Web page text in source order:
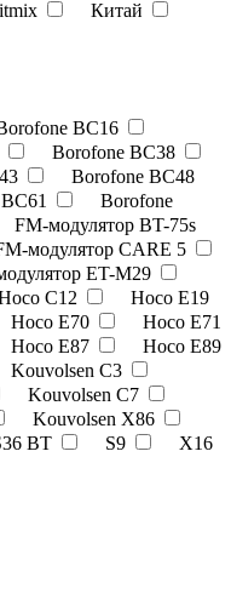
Китай
BC16
Borofone BC38
Borofone BC48
Borofone
FM-модулятор BT-75s
модулятор CARE 5
ET-M29
C12
Hoco E19
Hoco E70
Hoco E71
Hoco E87
Hoco E89
Kouvolsen C3
Kouvolsen C7
Kouvolsen X86
BT S9
X16